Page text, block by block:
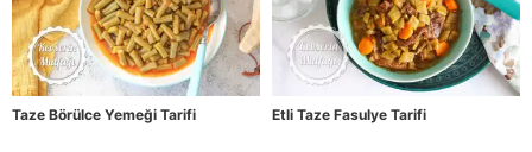
Taze Börülce Yemeği Tarifi Etli Taze Fasulye Tarifi